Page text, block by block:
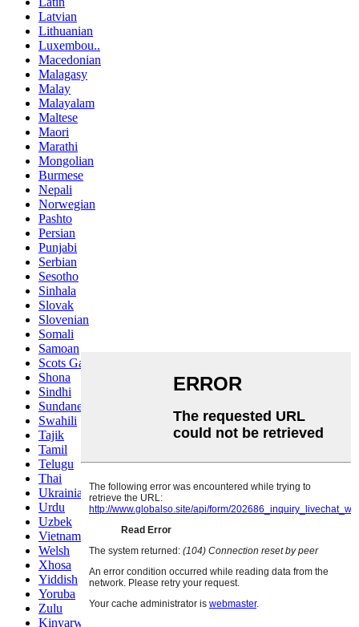
Latvian
Lithuanian
Luxembou..
Macedonian
Malagasy
Malay
Malayalam
Maltese
Maori
Marathi
Mongolian
Burmese
Nepali
Norwegian
Pashto
Persian
Punjabi
Serbian
Sesotho
Sinhala
Slovak
Slovenian
Somali
Samoan
Scots Gaelic
Shona
Sindhi
Sundanese
Swahili
Tajik
Tamil
Telugu
Thai
Ukrainian
Urdu
Uzbek
Vietnamese
Welsh
Xhosa
Yiddish
Yoruba
Zulu
Kinyarwanda